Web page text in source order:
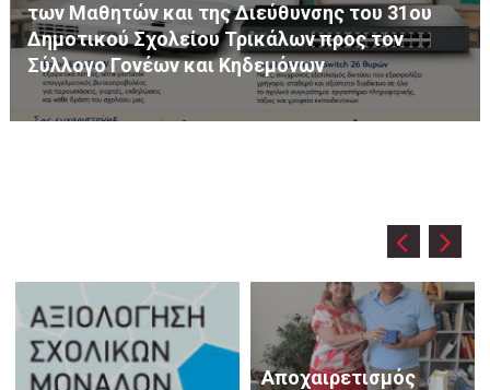
του 31ου
τον
Ημερήσια Εκπαιδευτική Εκδρομή
Δημοτικού Σχολείου Τρικάλων
Βησσαρίωνα Πύλης
Αποχαιρετισμός